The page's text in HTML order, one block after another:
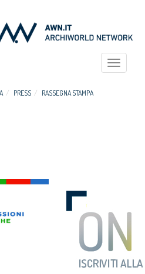
Toggle
PRESS RASSEGNA STAMPA